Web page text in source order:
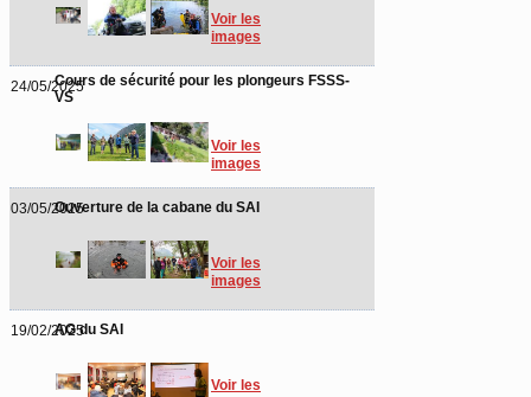
Voir les
images
24/05/2025Cours de sécurité pour les plongeurs FSSS-
VS
Voir les
images
03/05/2025Ouverture de la cabane du SAI
Voir les
images
19/02/2025AG du SAI
Voir les